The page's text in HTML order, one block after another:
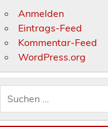
Anmelden
Eintrags-Feed
Kommentar-Feed
WordPress.org